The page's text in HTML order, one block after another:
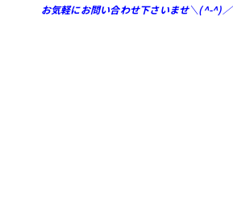
お気軽にお問い合わせ下さいませ＼(^-^)／